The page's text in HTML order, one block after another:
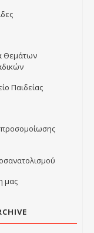
Θεμάτων
Παιδείας
μας